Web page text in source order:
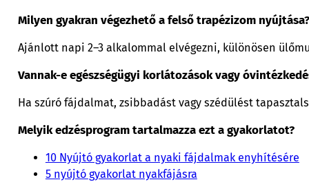
Milyen gyakran végezhető a felső trapézizom nyújtása?
Ajánlott napi 2–3 alkalommal elvégezni, különösen
Vannak-e egészségügyi korlátozások vagy
Ha szúró fájdalmat, zsibbadást vagy szédülést
Melyik edzésprogram tartalmazza ezt a gyakorlatot?
10 Nyújtó gyakorlat a nyaki fájdalmak enyhítésére
5 nyújtó gyakorlat nyakfájásra